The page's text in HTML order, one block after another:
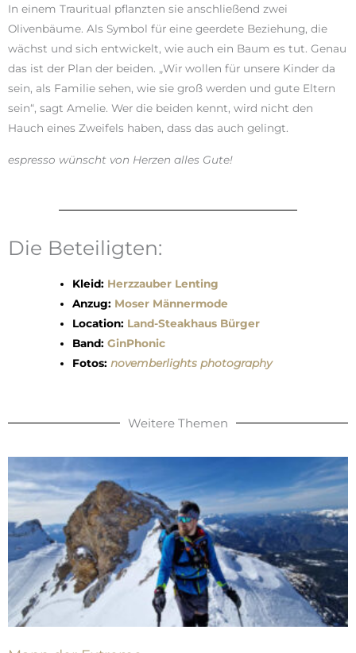
In einem Trauritual pflanzten sie anschließend zwei
Olivenbäume. Als Symbol für eine geerdete Beziehung, die
wächst und sich entwickelt, wie auch ein Baum es tut. Genau
das ist der Plan der beiden. „Wir wollen für unsere Kinder da
sein, als Familie sehen, wie sie groß werden und gute Eltern
sein“, sagt Amelie. Wer die beiden kennt, wird nicht den
Hauch eines Zweifels haben, dass das auch gelingt.
espresso wünscht von Herzen alles Gute!
Die Beteiligten:
Kleid: Herzzauber Lenting
Anzug: Moser Männermode
Location: Land-Steakhaus Bürger
Band:GinPhonic
Fotos: novemberlights photography
Weitere Themen